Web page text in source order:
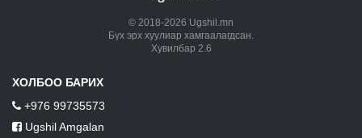
© 2018-2026 Ugshil.mn
Бүх эрх хуулиар хамгаалагдсан.
Хувилбар 2.6
ХОЛБОО БАРИХ
+976 99735573
Ugshil Amgalan